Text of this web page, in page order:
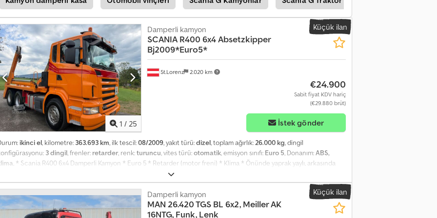
Küçük ilan
1 / 25
St.Lorenz 2.020 km
Damperli kamyon
SCANIA R400 6x4 Absetzkipper
Bj2009*Euro5*
€24.900
Sabit fiyat KDV hariç
(€29.880 brüt)
İstek gönder
ikinci el, kilometre: 363.693 km, ilk tescil:08/2009, yakıt türü:dizel, toplam ağırlık:26.000 kg, dingil
3 dingil, frenler: retarder, renk:turuncu, vites türü:otomatik, emisyon sınıfı: Euro 5, Donanım:ABS,
, * Scania R400 6x4 Damperli Kamyon * Euro 5 * Retarder (motor freni) * Klima * Önünde yaprak yaylı, arkasında
hava süspansiyonlu * İç referans numarası: 26 * Tüm bilgiler bağlayıcı değildir. * Yazım hataları ve önceden satış saklıdır.
KDV hariçtir. Djdpfxszp A Ige Acteck
Küçük ilan
Damperli kamyon
MAN 26.420 TGS BL 6x2, Meiller AK
16NTG, Funk, Lenk